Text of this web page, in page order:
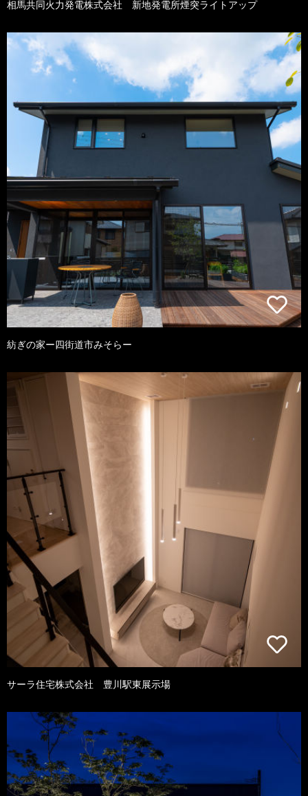
相馬共同火力発電株式会社 新地発電所煙突ライトアップ
紡ぎの家ー四街道市みそらー
サーラ住宅株式会社 豊川駅東展示場